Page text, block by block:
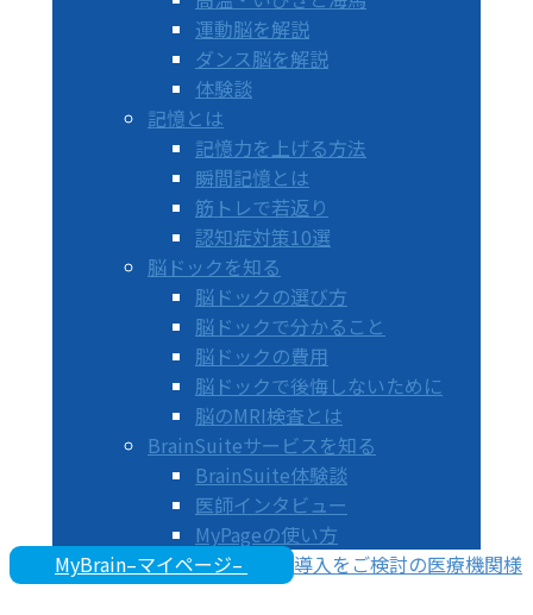
運動脳を解説
ダンス脳を解説
体験談
記憶とは
記憶力を上げる方法
瞬間記憶とは
筋トレで若返り
認知症対策10選
脳ドックを知る
脳ドックの選び方
脳ドックで分かること
脳ドックの費用
脳ドックで後悔しないために
脳のMRI検査とは
BrainSuiteサービスを知る
BrainSuite体験談
医師インタビュー
MyPageの使い方
MyBrain–マイページ–
導入をご検討の医療機関様